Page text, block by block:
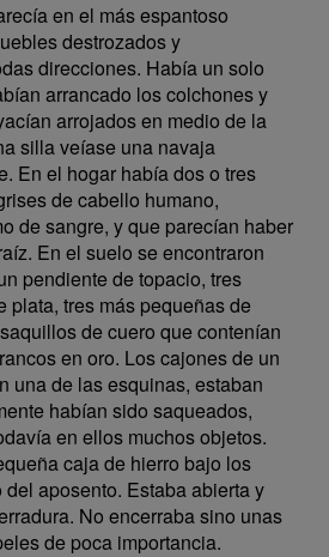
en el más espantoso
destrozados y
direcciones. Había un solo
arrancado los colchones y
arrojados en medio de la
silla veíase una navaja
En el hogar había dos o tres
de cabello humano,
de sangre, y que parecían haber
En el suelo se encontraron
pendiente de topacio, tres
plata, tres más pequeñas de
de cuero que contenían
en oro. Los cajones de un
una de las esquinas, estaban
habían sido saqueados,
en ellos muchos objetos.
caja de hierro bajo los
aposento. Estaba abierta y
No encerraba sino unas
de poca importancia.